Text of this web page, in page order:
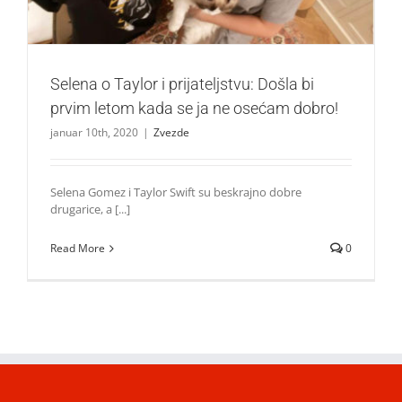
Selena o Taylor i prijateljstvu: Došla bi
prvim letom kada se ja ne osećam dobro!
januar 10th, 2020 | Zvezde
Selena Gomez i Taylor Swift su beskrajno dobre
drugarice, a [...]
Read More 0